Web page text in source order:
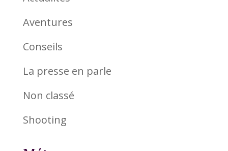
Aventures
Conseils
La presse en parle
Non classé
Shooting